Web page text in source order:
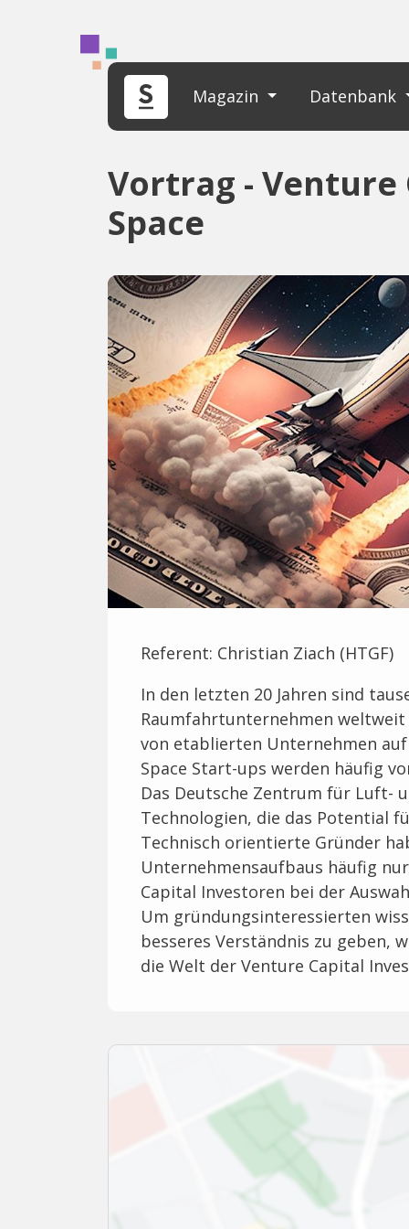
Magazin Datenbank
Vortrag -
Space
Referent: Christian Ziach (HTGF)
In den letzten 20 Jahren sind
Raumfahrtunternehmen
von etablierten Unternehmen auf
Space Start-ups werden häufig
Das Deutsche Zentrum für Luft-
Technologien, die das Potential
Technisch orientierte Gründer
Unternehmensaufbaus häufig
Capital Investoren bei der
Um gründungsinteressierten
besseres Verständnis zu geben,
die Welt der Venture Capital